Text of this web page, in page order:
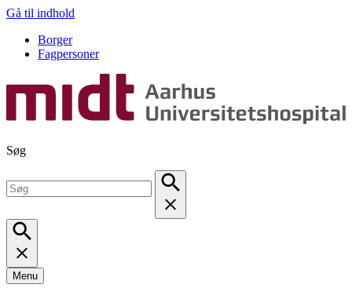
Gå til indhold
Borger
Fagpersoner
Søg
Menu